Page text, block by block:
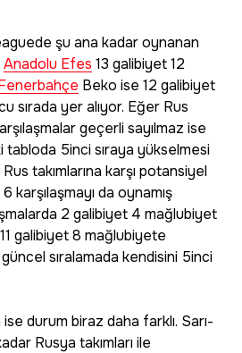
şu ana kadar oynanan
Anadolu Efes 13 galibiyet 12
Beko ise 12 galibiyet
sırada yer alıyor. Eğer Rus
geçerli sayılmaz ise
tabloda 5inci sıraya yükselmesi
takımlarına karşı potansiyel
da oynamış
2 galibiyet 4 mağlubiyet
galibiyet 8 mağlubiyete
sıralamada kendisini 5inci
durum biraz daha farklı. Sarı-
Rusya takımları ile